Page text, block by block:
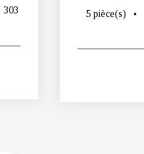
303 5 pièce(s)